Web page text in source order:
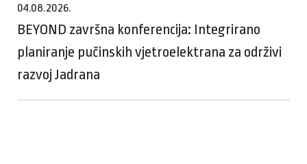
04.08.2026.
BEYOND završna konferencija: Integrirano
planiranje pučinskih vjetroelektrana za održivi
razvoj Jadrana